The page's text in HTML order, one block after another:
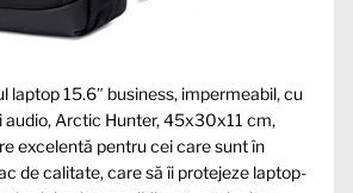
laptop 15.6″ business, impermeabil, cu
Arctic Hunter, 45x30x11 cm,
excelentă pentru cei care sunt în
de calitate, care să îi protejeze laptop-